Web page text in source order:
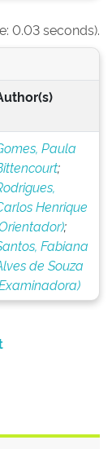
0.03 seconds).
Paula
;
Henrique
;
Fabiana
de Souza